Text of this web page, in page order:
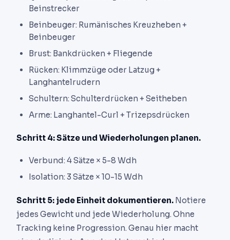
Beinstrecker
Beinbeuger: Rumänisches Kreuzheben +
Beinbeuger
Brust: Bankdrücken + Fliegende
Rücken: Klimmzüge oder Latzug +
Langhantelrudern
Schultern: Schulterdrücken + Seitheben
Arme: Langhantel-Curl + Trizepsdrücken
Schritt 4: Sätze und Wiederholungen planen.
Verbund: 4 Sätze × 5-8 Wdh
Isolation: 3 Sätze × 10-15 Wdh
Schritt 5: jede Einheit dokumentieren. Notiere
jedes Gewicht und jede Wiederholung. Ohne
Tracking keine Progression. Genau hier macht